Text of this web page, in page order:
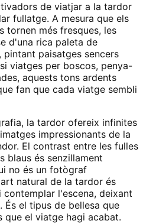
de viatjar a la tardor
fullatge. A mesura que els
tornen més fresques, les
d'una rica paleta de
paisatges sencers
viatges per boscos, penya-
aquests tons ardents
fan que cada viatge sembli
la tardor ofereix infinites
impressionants de la
El contrast entre les fulles
blaus és senzillament
no és un fotògraf
natural de la tardor és
l'escena, deixant
És el tipus de bellesa que
el viatge hagi acabat.